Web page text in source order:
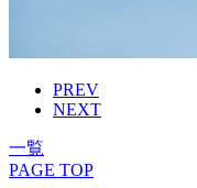
PREV
NEXT
一覧
PAGE TOP